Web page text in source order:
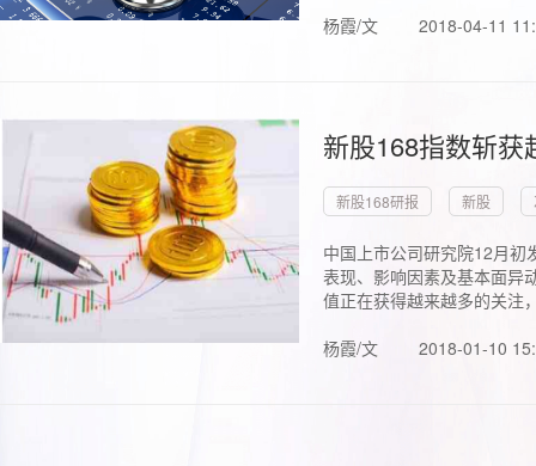
杨霞/文 2018-04-11
新股168指数斩
新股168研报 新股
中国上市公司研究院12月初
表现、影响因素及基本面异
值正在获得越来越多的关注
杨霞/文
2018-01-10